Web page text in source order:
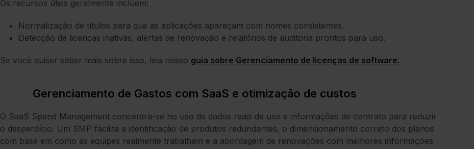
Os recursos úteis geralmente incluem:
Normalização de títulos para que as aplicações apareçam com nomes consistentes.
Detecção de licenças inativas, alertas de renovação e relatórios de auditoria prontos para uso.
Se você quiser saber mais sobre isso, leia nosso guia sobre Gerenciamento de licenças de software.
Gerenciamento de Gastos com SaaS e otimização de custos
O SaaS Spend Management concentra-se no uso de dados reais de uso e informações de contrato para reduzir
o desperdício. Um SMP facilita a identificação de produtos redundantes, o dimensionamento correto dos planos
com base em como as equipes realmente trabalham e a abordagem de renovações com melhores informações